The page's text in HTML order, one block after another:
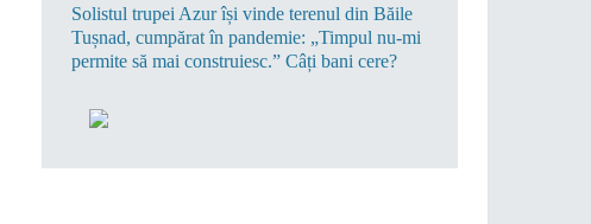
Solistul trupei Azur își vinde terenul din Băile
Tușnad, cumpărat în pandemie: „Timpul nu-mi
permite să mai construiesc.” Câți bani cere?